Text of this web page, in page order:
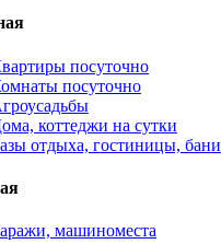
посуточно
посуточно
коттеджи на сутки
отдыха, гостиницы, бани
машиноместа